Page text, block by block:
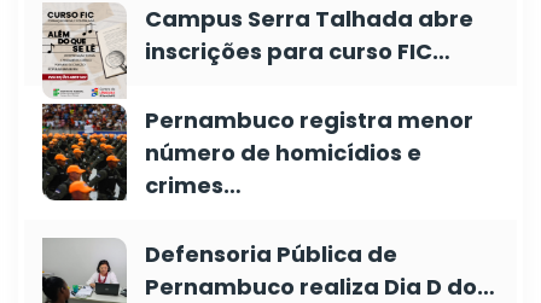
Campus Serra Talhada abre
inscrições para curso FIC…
Pernambuco registra menor
número de homicídios e
crimes…
Defensoria Pública de
Pernambuco realiza Dia D do…